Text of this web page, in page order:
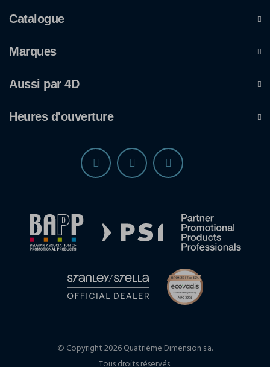
Catalogue
Marques
Aussi par 4D
Heures d'ouverture
© Copyright 2026 Quatrième Dimension s.a.
Tous droits réservés.